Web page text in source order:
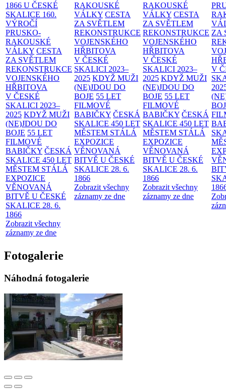
1866 U ČESKÉ
SKALICE 160.
VÝROČÍ
PRUSKO-
RAKOUSKÉ
VÁLKY CESTA
ZA SVĚTLEM
REKONSTRUKCE
VOJENSKÉHO
HŘBITOVA
V ČESKÉ
SKALICI 2023–
2025 KDYŽ MUŽI
(NE)JDOU DO
BOJE 55 LET
FILMOVÉ
BABIČKY ČESKÁ
SKALICE 450 LET
MĚSTEM STÁLÁ
EXPOZICE
VĚNOVANÁ
BITVĚ U ČESKÉ
SKALICE 28. 6.
1866
Zobrazit všechny
záznamy ze dne
RAKOUSKÉ
VÁLKY CESTA
ZA SVĚTLEM
REKONSTRUKCE
VOJENSKÉHO
HŘBITOVA
V ČESKÉ
SKALICI 2023–
2025 KDYŽ MUŽI
(NE)JDOU DO
BOJE 55 LET
FILMOVÉ
BABIČKY ČESKÁ
SKALICE 450 LET
MĚSTEM STÁLÁ
EXPOZICE
VĚNOVANÁ
BITVĚ U ČESKÉ
SKALICE 28. 6.
1866
Zobrazit všechny
záznamy ze dne
RAKOUSKÉ
VÁLKY CESTA
ZA SVĚTLEM
REKONSTRUKCE
VOJENSKÉHO
HŘBITOVA
V ČESKÉ
SKALICI 2023–
2025 KDYŽ MUŽI
(NE)JDOU DO
BOJE 55 LET
FILMOVÉ
BABIČKY ČESKÁ
SKALICE 450 LET
MĚSTEM STÁLÁ
EXPOZICE
VĚNOVANÁ
BITVĚ U ČESKÉ
SKALICE 28. 6.
1866
Zobrazit všechny
záznamy ze dne
ZA
V
Fotogalerie
Náhodná fotogalerie